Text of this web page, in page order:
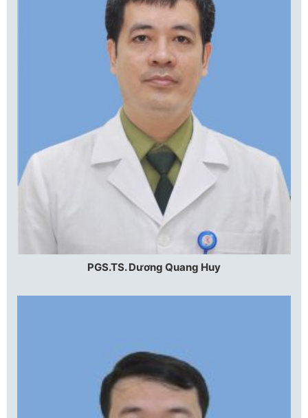
PGS.TS. Dương Quang Huy